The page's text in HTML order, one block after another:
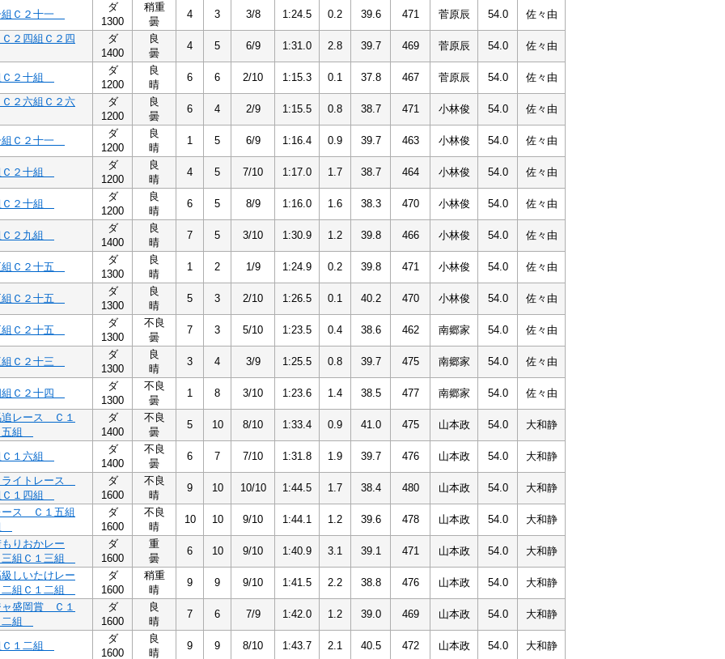
組Ｃ２十一
ダ
1300
稍重
曇
4 3 3/8 1:24.5 0.2 39.6 471 菅原辰 54.0
佐々由
２四組Ｃ２四
ダ
1400
良
曇
4 5 6/9 1:31.0 2.8 39.7 469 菅原辰 54.0 佐々由
Ｃ２十組
ダ
1200
良
晴
6 6 2/10 1:15.3 0.1 37.8 467 菅原辰 54.0
佐々由
２六組Ｃ２六
ダ
1200
良
曇
6 4 2/9 1:15.5 0.8 38.7 471 小林俊 54.0 佐々由
組Ｃ２十一
ダ
1200
良
晴
1 5 6/9 1:16.4 0.9 39.7 463 小林俊 54.0 佐々由
Ｃ２十組
ダ
1200
良
晴
4 5 7/10 1:17.0 1.7 38.7 464 小林俊 54.0 佐々由
Ｃ２十組
ダ
1200
良
晴
6 5 8/9 1:16.0 1.6 38.3 470 小林俊 54.0 佐々由
Ｃ２九組
ダ
1400
良
晴
7 5 3/10 1:30.9 1.2 39.8 466 小林俊 54.0 佐々由
組Ｃ２十五
ダ
1300
良
晴
1 2 1/9 1:24.9 0.2 39.8 471 小林俊 54.0 佐々由
組Ｃ２十五
ダ
1300
良
晴
5 3 2/10 1:26.5 0.1 40.2 470 小林俊 54.0 佐々由
組Ｃ２十五
ダ
1300
不良
曇
7 3 5/10 1:23.5 0.4 38.6 462 南郷家 54.0 佐々由
組Ｃ２十三
ダ
1300
良
晴
3 4 3/9 1:25.5 0.8 39.7 475 南郷家 54.0 佐々由
組Ｃ２十四
ダ
1300
不良
曇
1 8 3/10 1:23.6 1.4 38.5 477 南郷家 54.0
佐々由
追レース Ｃ１
五組
ダ
1400
不良
曇
5 10 8/10 1:33.4 0.9 41.0 475 山本政 54.0 大和静
Ｃ１六組
ダ
1400
不良
曇
6 7 7/10 1:31.8 1.9 39.7 476 山本政 54.0
大和静
ライトレース
Ｃ１四組
ダ
1600
不良
晴
9 10 10/10 1:44.5 1.7 38.4 480 山本政 54.0
大和静
ース Ｃ１五組
ダ
1600
不良
晴
10 10 9/10 1:44.1 1.2 39.6 478 山本政 54.0
大和静
りおかレー
組Ｃ１三組
ダ
1600
重
曇
6 10 9/10 1:40.9 3.1 39.1 471 山本政 54.0
大和静
しいたけレー
組Ｃ１二組
ダ
1600
稍重
晴
9 9 9/10 1:41.5 2.2 38.8 476 山本政 54.0
大和静
ャ盛岡賞 Ｃ１
二組
ダ
1600
良
晴
7 6 7/9 1:42.0 1.2 39.0 469 山本政 54.0 大和静
Ｃ１二組
ダ
1600
良
晴
9 9 8/10 1:43.7 2.1 40.5 472 山本政 54.0 大和静